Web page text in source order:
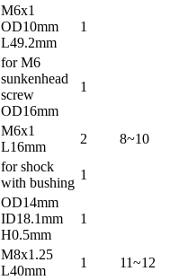
M6x1
OD10mm
L49.2mm
1
for M6
sunkenhead
screw
OD16mm
1
M6x1
L16mm
2 8~10
for shock
with bushing
1
OD14mm
ID18.1mm
H0.5mm
1
M8x1.25
L40mm
1
11~12